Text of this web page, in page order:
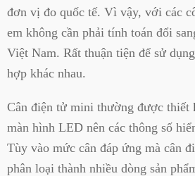
đơn vị đo quốc tế. Vì vậy, với các
em không cần phải tính toán đổi
Việt Nam. Rất thuận tiện để sử
hợp khác nhau.
Cân điện tử mini thường được thiết
màn hình LED nên các thông số
Tùy vào mức cân đáp ứng mà cân
phân loại thành nhiều dòng sản